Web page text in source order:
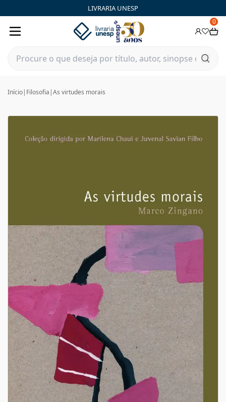
LIVRARIA UNESP
0
Início| Filosofia |As virtudes morais